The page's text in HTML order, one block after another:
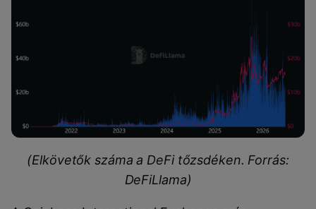
(Elkövetők száma a DeFi tőzsdéken. Forrás:
DeFiLlama)